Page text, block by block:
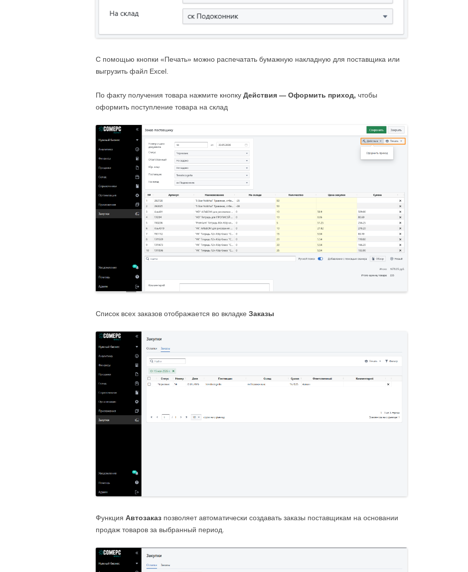
С помощью кнопки «Печать» можно распечатать бумажную накладную для поставщика или
выгрузить файл Excel.
По факту получения товара нажмите кнопку Действия — Оформить приход, чтобы
оформить поступление товара на склад
Список всех заказов отображается во вкладке Заказы
Функция Автозаказ позволяет автоматически создавать заказы поставщикам на основании
продаж товаров за выбранный период.